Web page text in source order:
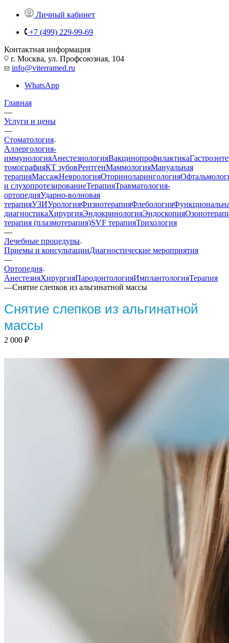
Личный кабинет
+7 (499) 229-99-69
Контактная информация
г. Москва, ул. Профсоюзная, 104
info@viterramed.ru
WhatsApp
Главная
—
Услуги и цены
—
Стоматология
Аллергология-
иммунологияАнестезиологияВакцинопрофилактика
томографияКТ зубовРентгенМаммологияМануальная
терапияМассажНеврологияОториноларингология
и слухопротезированиеТерапияТравматология-
ортопедияУдарно-волновая
терапияУЗИУрологияФизиотерапияФлебология
диагностикаХирургияЭндокринологияЭндоскопия
терапия (плазмотерапия)SVF терапияТрихология
—
Лечебные процедуры
Приемы и консультацииДиагностические мероприятия
—
Ортопедия
АнестезияХирургияПародонтологияИмплантологияТерапия
—Снятие слепков из альгинатной массы
Снятие слепков из альгинатной
массы
2 000 ₽